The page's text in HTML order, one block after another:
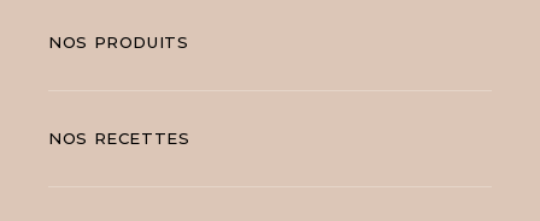
NOS PRODUITS
NOS RECETTES